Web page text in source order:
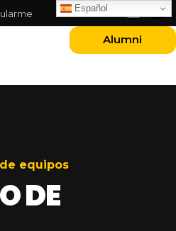
Alumni
equipos
DE
Español